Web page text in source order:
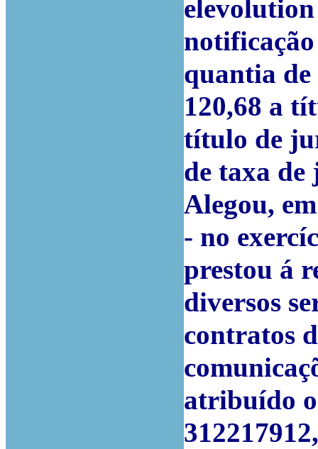
quantia de
120,68 a
título de
de taxa de
Alegou,
- no
prestou á
diversos
contratos
atribuído